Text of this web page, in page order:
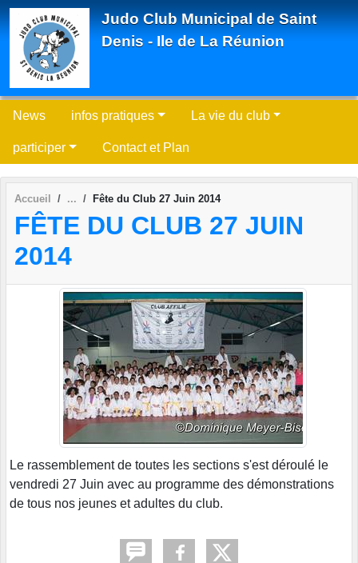
Judo Club Municipal de Saint
Denis - Ile de La Réunion
News infos pratiques La vie du club
participer Contact et Plan
Accueil Fête du Club 27 Juin 2014
FÊTE DU CLUB 27 JUIN
2014
Le rassemblement de toutes les sections s'est déroulé le
vendredi 27 Juin avec au programme des démonstrations
de tous nos jeunes et adultes du club.
Panneau de gestion des cookies